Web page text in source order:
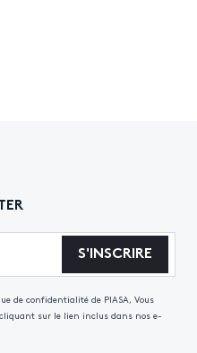
S'INSCRIRE
de confidentialité de PIASA, Vous
sur le lien inclus dans nos e-